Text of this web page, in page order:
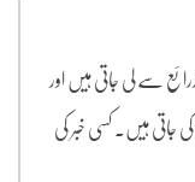
زرائع سے لی جاتی ہیں اور
جاتی ہیں۔ کسی خبر کی